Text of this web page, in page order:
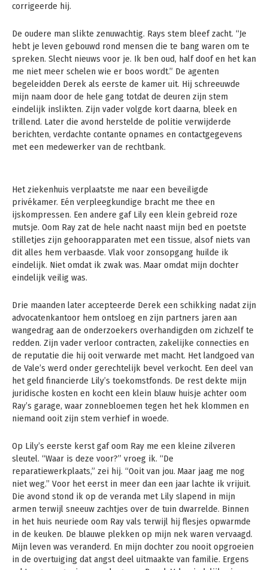
corrigeerde hij.
De oudere man slikte zenuwachtig. Rays stem bleef zacht. “Je
hebt je leven gebouwd rond mensen die te bang waren om te
spreken. Slecht nieuws voor je. Ik ben oud, half doof en het kan
me niet meer schelen wie er boos wordt.” De agenten
begeleidden Derek als eerste de kamer uit. Hij schreeuwde
mijn naam door de hele gang totdat de deuren zijn stem
eindelijk inslikten. Zijn vader volgde kort daarna, bleek en
trillend. Later die avond herstelde de politie verwijderde
berichten, verdachte contante opnames en contactgegevens
met een medewerker van de rechtbank.
Het ziekenhuis verplaatste me naar een beveiligde
privékamer. Eén verpleegkundige bracht me thee en
ijskompressen. Een andere gaf Lily een klein gebreid roze
mutsje. Oom Ray zat de hele nacht naast mijn bed en poetste
stilletjes zijn gehoorapparaten met een tissue, alsof niets van
dit alles hem verbaasde. Vlak voor zonsopgang huilde ik
eindelijk. Niet omdat ik zwak was. Maar omdat mijn dochter
eindelijk veilig was.
Drie maanden later accepteerde Derek een schikking nadat zijn
advocatenkantoor hem ontsloeg en zijn partners jaren aan
wangedrag aan de onderzoekers overhandigden om zichzelf te
redden. Zijn vader verloor contracten, zakelijke connecties en
de reputatie die hij ooit verwarde met macht. Het landgoed van
de Vale’s werd onder gerechtelijk bevel verkocht. Een deel van
het geld financierde Lily’s toekomstfonds. De rest dekte mijn
juridische kosten en kocht een klein blauw huisje achter oom
Ray’s garage, waar zonnebloemen tegen het hek klommen en
niemand ooit zijn stem verhief in woede.
Op Lily’s eerste kerst gaf oom Ray me een kleine zilveren
sleutel. “Waar is deze voor?” vroeg ik. “De
reparatiewerkplaats,” zei hij. “Ooit van jou. Maar jaag me nog
niet weg.” Voor het eerst in meer dan een jaar lachte ik vrijuit.
Die avond stond ik op de veranda met Lily slapend in mijn
armen terwijl sneeuw zachtjes over de tuin dwarrelde. Binnen
in het huis neuriede oom Ray vals terwijl hij flesjes opwarmde
in de keuken. De blauwe plekken op mijn nek waren vervaagd.
Mijn leven was veranderd. En mijn dochter zou nooit opgroeien
in de overtuiging dat angst deel uitmaakte van familie. Ergens